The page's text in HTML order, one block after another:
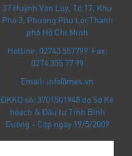
37 Huỳnh Văn Lũy, Tổ 17, Khu
Phố 3, Phường Phú Lợi, Thành
phố Hồ Chí Minh
Hotline: 02743 557799 Fax:
0274 355 77 99
Email: info@mes.vn
ĐKKD số: 3701501948 do Sở Kế
hoạch & Đầu tư Tỉnh Bình
Dương - Cấp ngày 19/5/2009